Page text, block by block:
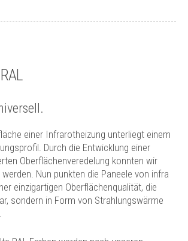
einer Infrarotheizung unterliegt einem
Durch die Entwicklung einer
Oberflächenveredelung konnten wir
Nun punkten die Paneele von infra
einzigartigen Oberflächenqualität, die
sondern in Form von Strahlungswärme